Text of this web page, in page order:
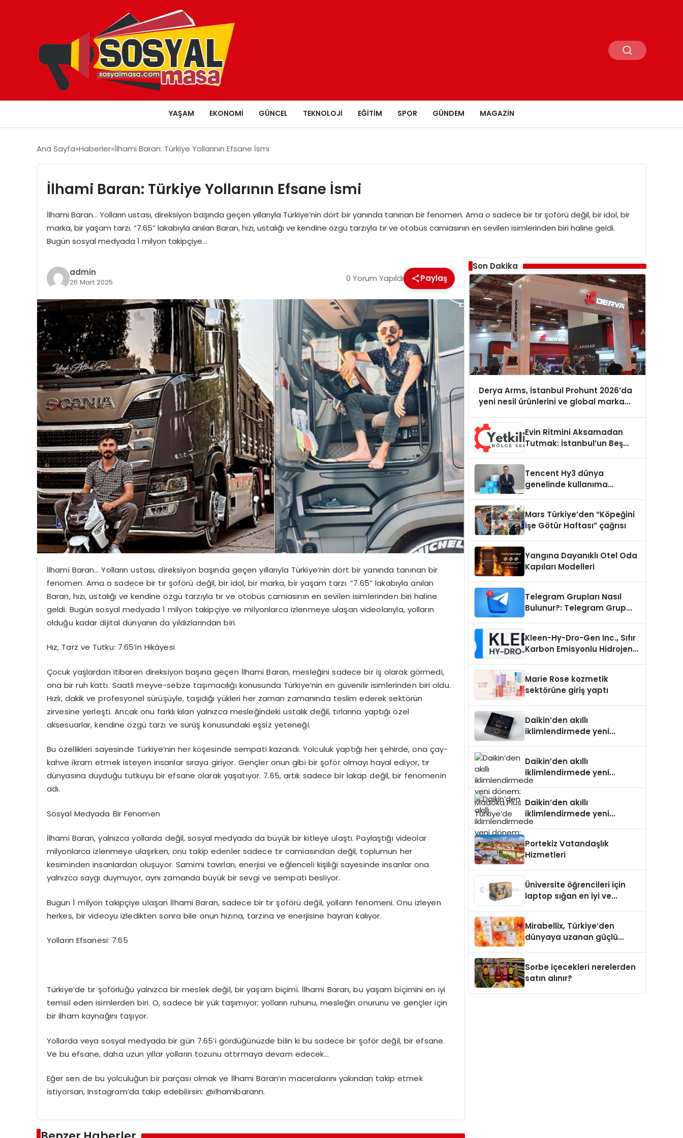
YAŞAM EKONOMI GÜNCEL TEKNOLOJI EĞITIM SPOR GÜNDEM MAGAZIN
Ana Sayfa Haberler İlhami Baran: Türkiye Yollarının Efsane İsmi
İlhami Baran: Türkiye Yollarının Efsane İsmi
İlhami Baran… Yolların ustası, direksiyon başında geçen yıllarıyla Türkiye’nin dört bir yanında tanınan bir fenomen. Ama o sadece bir tır şoförü değil, bir idol, bir
marka, bir yaşam tarzı. “7.65” lakabıyla anılan Baran, hızı, ustalığı ve kendine özgü tarzıyla tır ve otobüs camiasının en sevilen isimlerinden biri haline geldi.
Bugün sosyal medyada 1 milyon takipçiye…
admin
26 Mart 2025 0 Yorum Yapıldı Paylaş
İlhami Baran… Yolların ustası, direksiyon başında geçen yıllarıyla Türkiye’nin dört bir yanında tanınan bir
fenomen. Ama o sadece bir tır şoförü değil, bir idol, bir marka, bir yaşam tarzı. “7.65” lakabıyla anılan
Baran, hızı, ustalığı ve kendine özgü tarzıyla tır ve otobüs camiasının en sevilen isimlerinden biri haline
geldi. Bugün sosyal medyada 1 milyon takipçiye ve milyonlarca izlenmeye ulaşan videolarıyla, yolların
olduğu kadar dijital dünyanın da yıldızlarından biri.
Hız, Tarz ve Tutku: 7.65’in Hikâyesi
Çocuk yaşlardan itibaren direksiyon başına geçen İlhami Baran, mesleğini sadece bir iş olarak görmedi,
ona bir ruh kattı. Saatli meyve-sebze taşımacılığı konusunda Türkiye’nin en güvenilir isimlerinden biri oldu.
Hızlı, dakik ve profesyonel sürüşüyle, taşıdığı yükleri her zaman zamanında teslim ederek sektörün
zirvesine yerleşti. Ancak onu farklı kılan yalnızca mesleğindeki ustalık değil, tırlarına yaptığı özel
aksesuarlar, kendine özgü tarzı ve sürüş konusundaki eşsiz yeteneği.
Bu özellikleri sayesinde Türkiye’nin her köşesinde sempati kazandı. Yolculuk yaptığı her şehirde, ona çay-
kahve ikram etmek isteyen insanlar sıraya giriyor. Gençler onun gibi bir şoför olmayı hayal ediyor, tır
dünyasına duyduğu tutkuyu bir efsane olarak yaşatıyor. 7.65, artık sadece bir lakap değil, bir fenomenin
adı.
Sosyal Medyada Bir Fenomen
İlhami Baran, yalnızca yollarda değil, sosyal medyada da büyük bir kitleye ulaştı. Paylaştığı videolar
milyonlarca izlenmeye ulaşırken, onu takip edenler sadece tır camiasından değil, toplumun her
kesiminden insanlardan oluşuyor. Samimi tavırları, enerjisi ve eğlenceli kişiliği sayesinde insanlar ona
yalnızca saygı duymuyor, aynı zamanda büyük bir sevgi ve sempati besliyor.
Bugün 1 milyon takipçiye ulaşan İlhami Baran, sadece bir tır şoförü değil, yolların fenomeni. Onu izleyen
herkes, bir videoyu izledikten sonra bile onun hızına, tarzına ve enerjisine hayran kalıyor.
Yolların Efsanesi: 7.65
Türkiye’de tır şoförlüğü yalnızca bir meslek değil, bir yaşam biçimi. İlhami Baran, bu yaşam biçimini en iyi
temsil eden isimlerden biri. O, sadece bir yük taşımıyor; yolların ruhunu, mesleğin onurunu ve gençler için
bir ilham kaynağını taşıyor.
Yollarda veya sosyal medyada bir gün 7.65’i gördüğünüzde bilin ki bu sadece bir şoför değil, bir efsane.
Ve bu efsane, daha uzun yıllar yolların tozunu attırmaya devam edecek…
Eğer sen de bu yolculuğun bir parçası olmak ve İlhami Baran’ın maceralarını yakından takip etmek
istiyorsan, Instagram’da takip edebilirsin: @ilhamibarann.
Son Dakika
Derya Arms, İstanbul Prohunt 2026’da
yeni nesil ürünlerini ve global marka
Evin Ritmini Aksamadan
Tutmak: İstanbul’un Beş
Tencent Hy3 dünya
genelinde kullanıma
Mars Türkiye’den “Köpeğini
İşe Götür Haftası” çağrısı
Yangına Dayanıklı Otel Oda
Kapıları Modelleri
Telegram Grupları Nasıl
Bulunur?: Telegram Grup
Kleen-Hy-Dro-Gen Inc., Sıfır
Karbon Emisyonlu Hidrojen
Aldı
Marie Rose kozmetik
sektörüne giriş yaptı
Daikin’den akıllı
iklimlendirmede yeni
Daikin’den akıllı
iklimlendirmede yeni
dönem: Madoka Plus
Daikin’den akıllı
iklimlendirmede yeni
dönem: Madoka Plus
Portekiz Vatandaşlık
Hizmetleri
Üniversite öğrencileri için
laptop sığan en iyi ve
Mirabellix, Türkiye’den
dünyaya uzanan güçlü
Sorbe içecekleri nerelerden
satın alınır?